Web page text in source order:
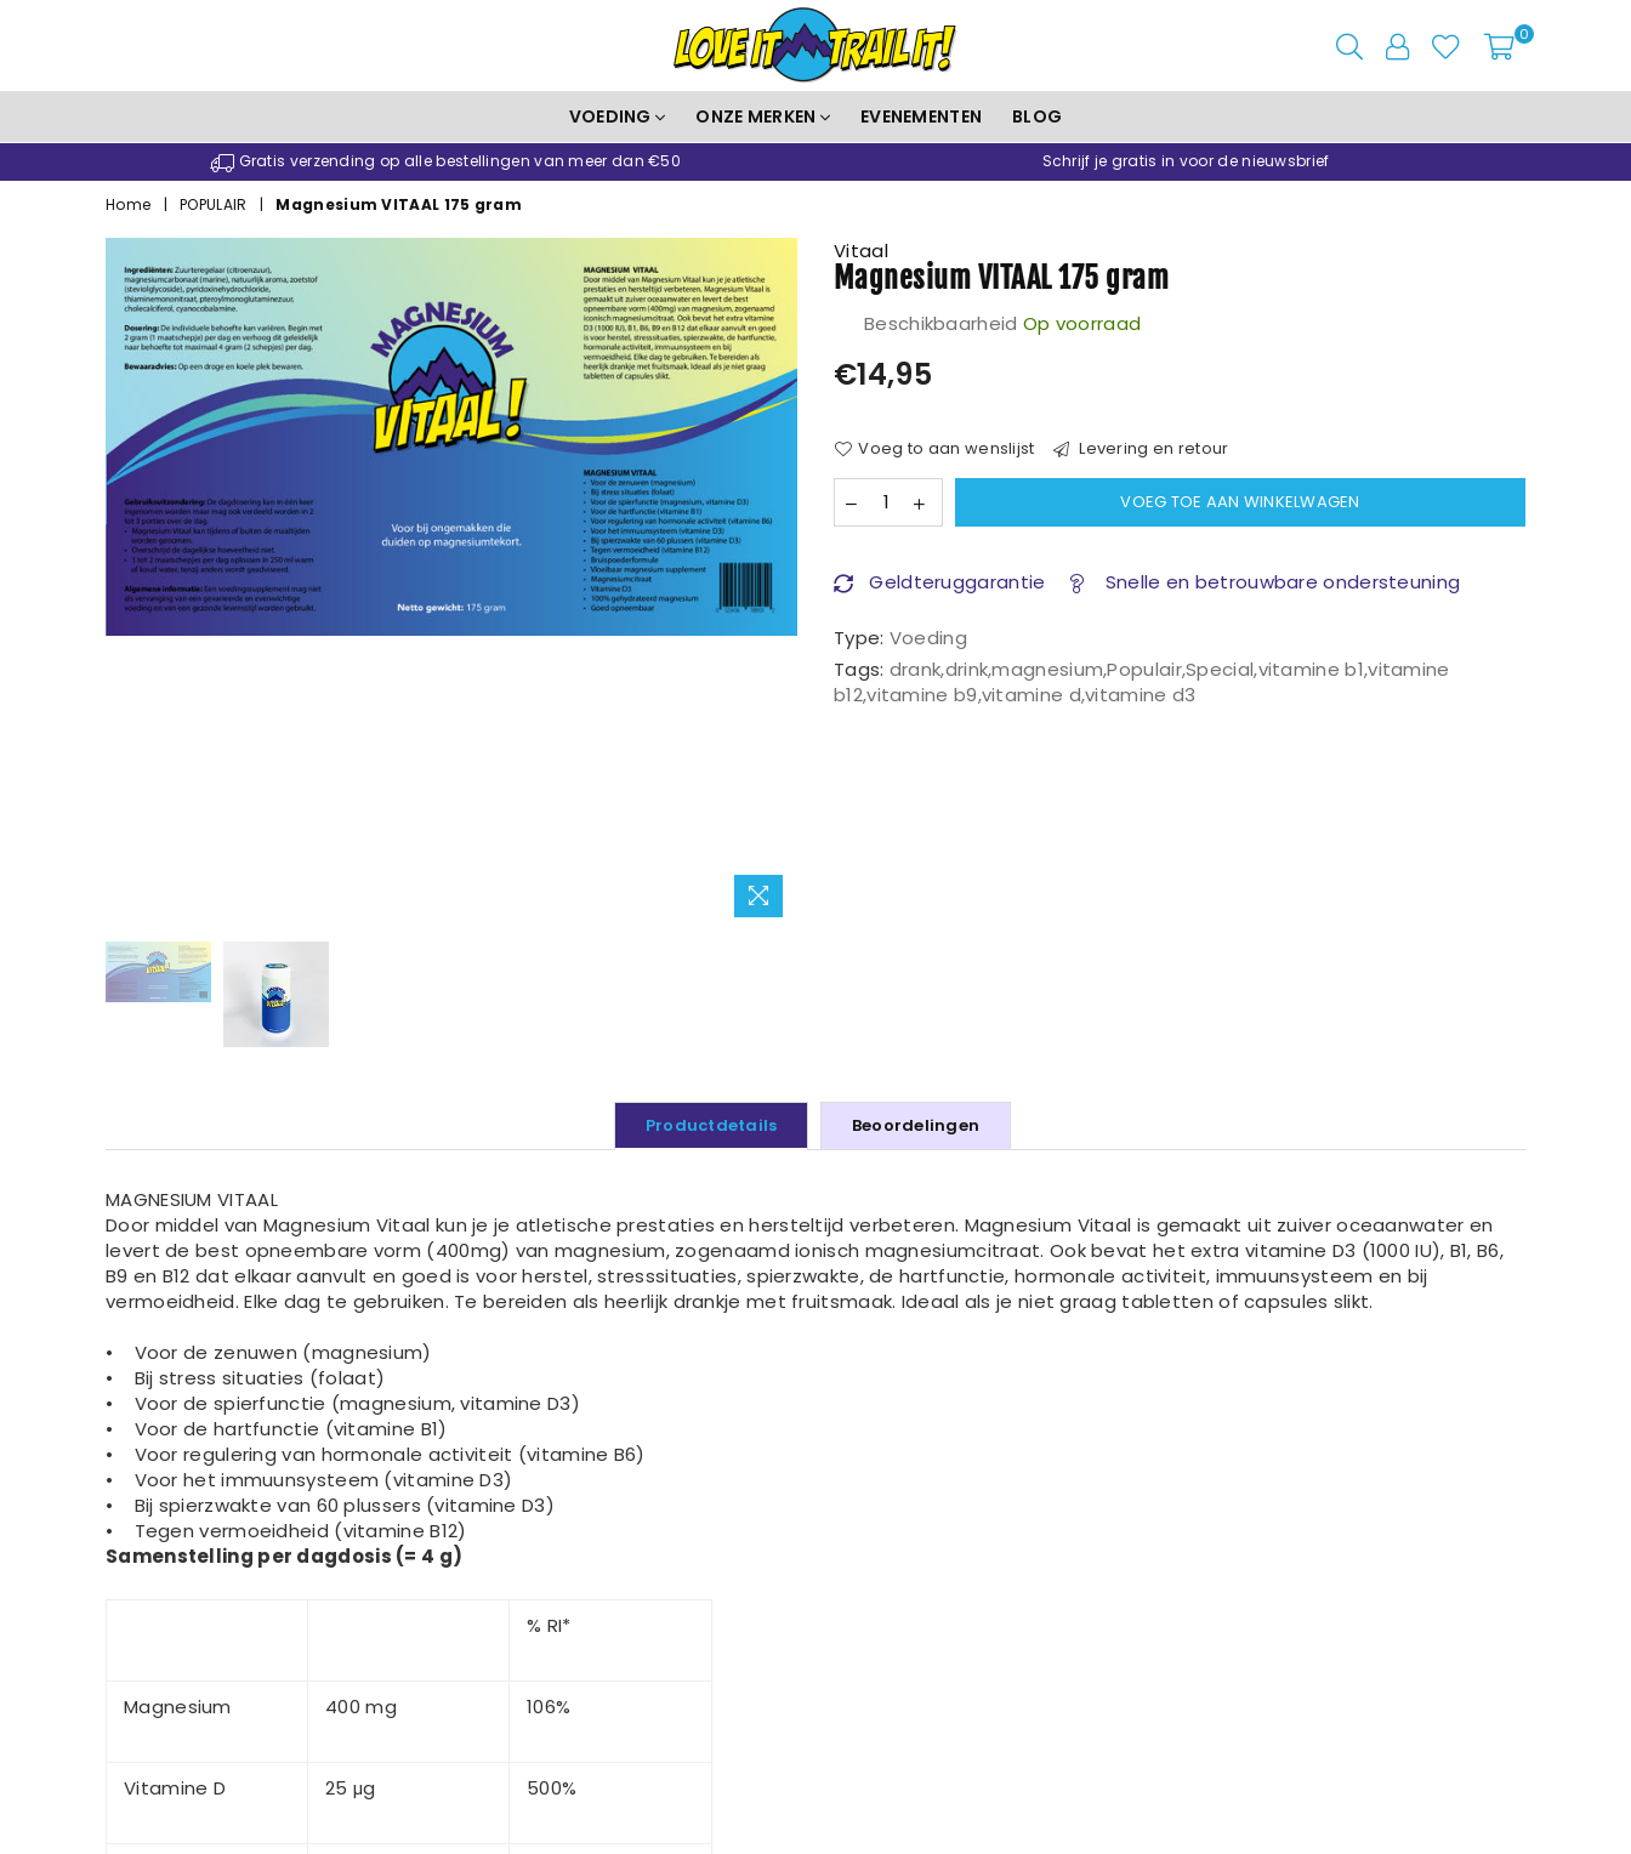
Love
It
Trail
0
VOEDING ONZE MERKEN EVENEMENTEN BLOG
Gratis verzending op alle bestellingen van meer dan €50 Schrijf je gratis in voor de nieuwsbrief
Home | POPULAIR | Magnesium VITAAL 175 gram
Vitaal
Magnesium VITAAL 175 gram
Beschikbaarheid Op voorraad
Prijs
€14,95
Voeg to aan wenslijst Levering en retour
VOEG TOE AAN WINKELWAGEN
Geldteruggarantie Snelle en betrouwbare ondersteuning
Type: Voeding
Tags: drank,drink,magnesium,Populair,Special,vitamine b1,vitamine
b12,vitamine b9,vitamine d,vitamine d3
Productdetails Beoordelingen
MAGNESIUM VITAAL
Door middel van Magnesium Vitaal kun je je atletische prestaties en hersteltijd verbeteren. Magnesium Vitaal is gemaakt uit zuiver oceaanwater en
levert de best opneembare vorm (400mg) van magnesium, zogenaamd ionisch magnesiumcitraat. Ook bevat het extra vitamine D3 (1000 IU), B1, B6,
B9 en B12 dat elkaar aanvult en goed is voor herstel, stresssituaties, spierzwakte, de hartfunctie, hormonale activiteit, immuunsysteem en bij
vermoeidheid. Elke dag te gebruiken. Te bereiden als heerlijk drankje met fruitsmaak. Ideaal als je niet graag tabletten of capsules slikt.
• Voor de zenuwen (magnesium)
• Bij stress situaties (folaat)
• Voor de spierfunctie (magnesium, vitamine D3)
• Voor de hartfunctie (vitamine B1)
• Voor regulering van hormonale activiteit (vitamine B6)
• Voor het immuunsysteem (vitamine D3)
• Bij spierzwakte van 60 plussers (vitamine D3)
• Tegen vermoeidheid (vitamine B12)
Samenstelling per dagdosis (= 4 g)
% RI*
Magnesium 400 mg 106%
Vitamine D 25 μg 500%